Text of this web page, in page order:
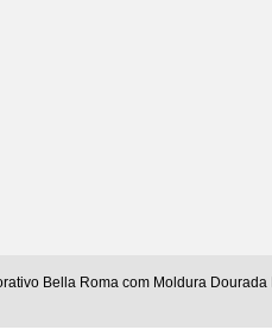
Bella Roma com Moldura